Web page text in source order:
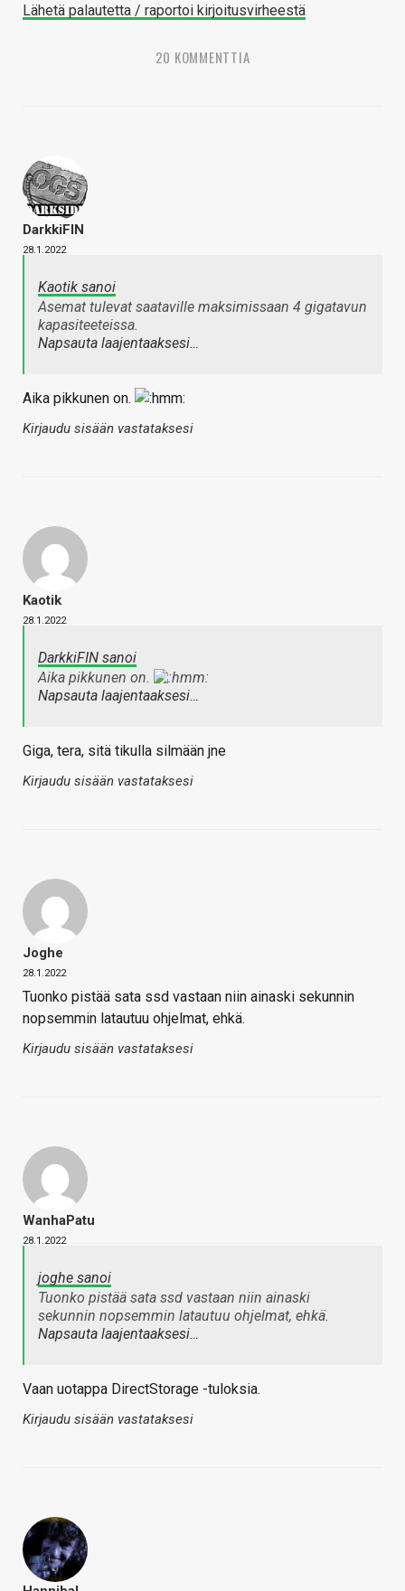
Lähetä palautetta / raportoi kirjoitusvirheestä
20 KOMMENTTIA
DarkkiFIN
28.1.2022
Kaotik sanoi
Asemat tulevat saataville maksimissaan 4 gigatavun
kapasiteeteissa.
Napsauta laajentaaksesi…
Aika pikkunen on.
Kirjaudu sisään vastataksesi
Kaotik
28.1.2022
DarkkiFIN sanoi
Aika pikkunen on.
Napsauta laajentaaksesi…
Giga, tera, sitä tikulla silmään jne
Kirjaudu sisään vastataksesi
Joghe
28.1.2022
Tuonko pistää sata ssd vastaan niin ainaski sekunnin
nopsemmin latautuu ohjelmat, ehkä.
Kirjaudu sisään vastataksesi
WanhaPatu
28.1.2022
joghe sanoi
Tuonko pistää sata ssd vastaan niin ainaski
sekunnin nopsemmin latautuu ohjelmat, ehkä.
Napsauta laajentaaksesi…
Vaan uotappa DirectStorage -tuloksia.
Kirjaudu sisään vastataksesi